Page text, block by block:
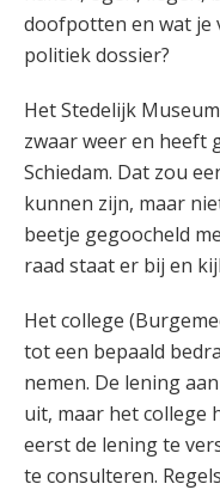
doofpotten en wat je
politiek dossier?
Het Stedelijk
zwaar weer en heeft
Schiedam. Dat zou
kunnen zijn, maar
beetje gegoocheld
raad staat er bij en
Het college
tot een bepaald
nemen. De lening
uit, maar het college
eerst de lening te
te consulteren.